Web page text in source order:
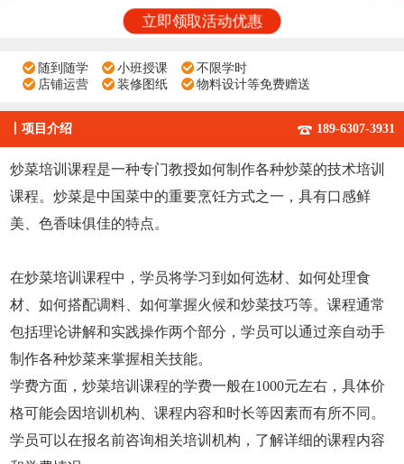
立即领取活动优惠
随到随学 小班授课
不限学时
店铺运营
装修图纸 物料设计等免费赠送
项目介绍 189-6307-3931
炒菜培训课程是一种专门教授如何制作各种炒菜的技术培训
课程。炒菜是中国菜中的重要烹饪方式之一，具有口感鲜
美、色香味俱佳的特点。
在炒菜培训课程中，学员将学习到如何选材、如何处理食
材、如何搭配调料、如何掌握火候和炒菜技巧等。课程通常
包括理论讲解和实践操作两个部分，学员可以通过亲自动手
制作各种炒菜来掌握相关技能。
学费方面，炒菜培训课程的学费一般在1000元左右，具体价
格可能会因培训机构、课程内容和时长等因素而有所不同。
学员可以在报名前咨询相关培训机构，了解详细的课程内容